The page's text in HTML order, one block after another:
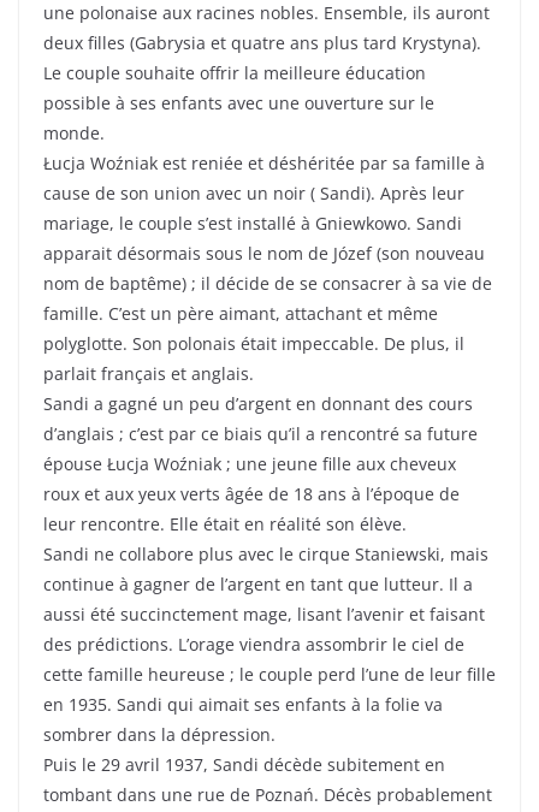
une polonaise aux racines nobles. Ensemble, ils auront
deux filles (Gabrysia et quatre ans plus tard Krystyna).
Le couple souhaite offrir la meilleure éducation
possible à ses enfants avec une ouverture sur le
monde.
Łucja Woźniak est reniée et déshéritée par sa famille à
cause de son union avec un noir ( Sandi). Après leur
mariage, le couple s’est installé à Gniewkowo. Sandi
apparait désormais sous le nom de Józef (son nouveau
nom de baptême) ; il décide de se consacrer à sa vie de
famille. C’est un père aimant, attachant et même
polyglotte. Son polonais était impeccable. De plus, il
parlait français et anglais.
Sandi a gagné un peu d’argent en donnant des cours
d’anglais ; c’est par ce biais qu’il a rencontré sa future
épouse Łucja Woźniak ; une jeune fille aux cheveux
roux et aux yeux verts âgée de 18 ans à l’époque de
leur rencontre. Elle était en réalité son élève.
Sandi ne collabore plus avec le cirque Staniewski, mais
continue à gagner de l’argent en tant que lutteur. Il a
aussi été succinctement mage, lisant l’avenir et faisant
des prédictions. L’orage viendra assombrir le ciel de
cette famille heureuse ; le couple perd l’une de leur fille
en 1935. Sandi qui aimait ses enfants à la folie va
sombrer dans la dépression.
Puis le 29 avril 1937, Sandi décède subitement en
tombant dans une rue de Poznań. Décès probablement